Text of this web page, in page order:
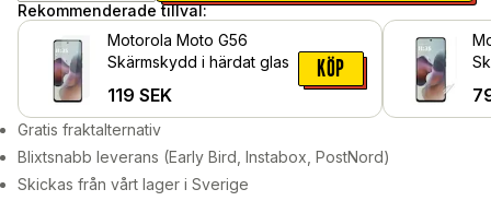
Rekommenderade tillval:
Motorola Moto G56
Skärmskydd i härdat glas
119 SEK
KÖP
Gratis fraktalternativ
Blixtsnabb leverans (Early Bird, Instabox, PostNord)
Skickas från vårt lager i Sverige